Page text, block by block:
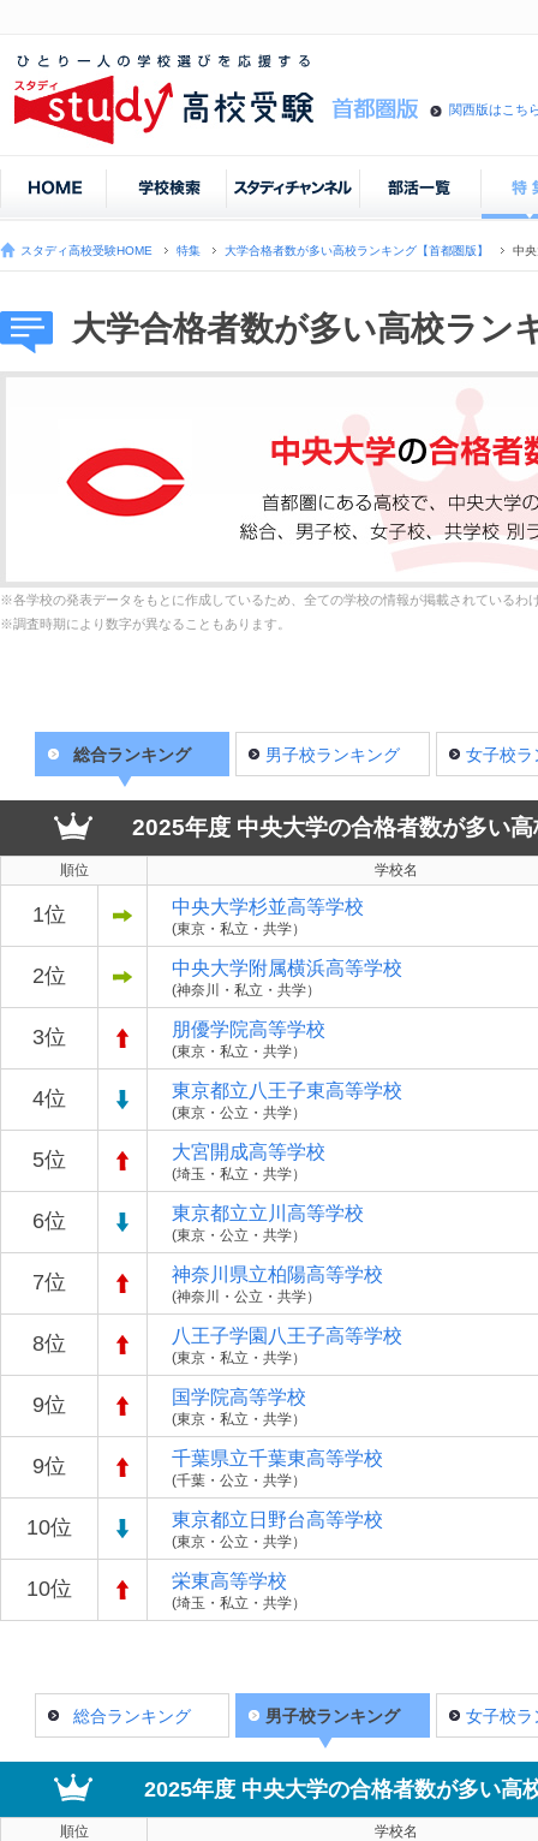
関西版はこち
スタディ高校受験HOME 特集 大学合格者数が多い高校ランキング【首都圏版】 中
大学合格者数が多い高校ラン
※各学校の発表データをもとに作成しているため、全ての学校の情報が掲載されているわ
※調査時期により数字が異なることもあります。
総合ランキング 男子校ランキング 女子校ラ
2025年度 中央大学の合格者数が多い
順位 学校名
1位 中央大学杉並高等学校
(東京・私立・共学）
2位 中央大学附属横浜高等学校
(神奈川・私立・共学）
3位 朋優学院高等学校
(東京・私立・共学）
4位 東京都立八王子東高等学校
(東京・公立・共学）
5位 大宮開成高等学校
(埼玉・私立・共学）
6位 東京都立立川高等学校
(東京・公立・共学）
7位 神奈川県立柏陽高等学校
(神奈川・公立・共学）
8位 八王子学園八王子高等学校
(東京・私立・共学）
9位 国学院高等学校
(東京・私立・共学）
9位 千葉県立千葉東高等学校
(千葉・公立・共学）
10位 東京都立日野台高等学校
(東京・公立・共学）
10位 栄東高等学校
(埼玉・私立・共学）
総合ランキング 男子校ランキング 女子校ラ
2025年度 中央大学の合格者数が多い高
順位 学校名